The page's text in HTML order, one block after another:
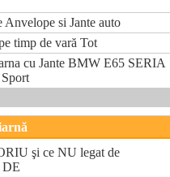
Anvelope si Jante auto
timp de vară Tot
cu Jante BMW E65 SERIA
şi ce NU legat de